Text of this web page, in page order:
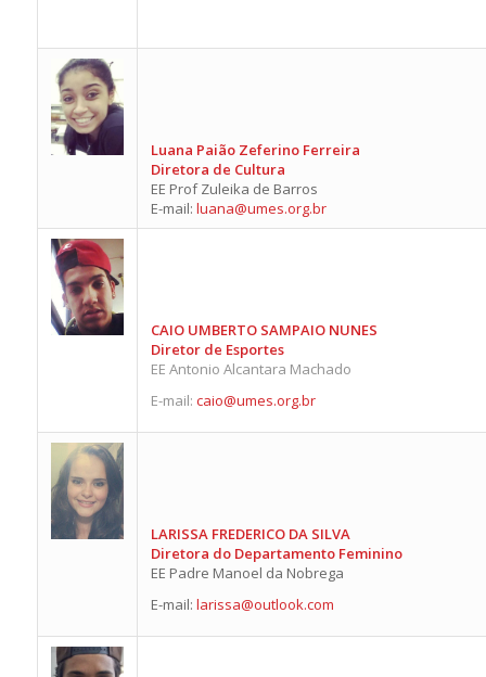
Luana Paião Zeferino Ferreira
Diretora de Cultura
EE Prof Zuleika de Barros
E-mail: luana@umes.org.br
CAIO UMBERTO SAMPAIO NUNES
Diretor de Esportes
EE Antonio Alcantara Machado
E-mail: caio@umes.org.br
LARISSA FREDERICO DA SILVA
Diretora do Departamento Feminino
EE Padre Manoel da Nobrega
E-mail: larissa@outlook.com